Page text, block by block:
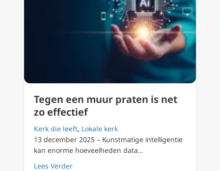
Tegen een muur praten is net
zo effectief
Kerk die leeft, Lokale kerk
13 december 2025 – Kunstmatige intelligentie
kan enorme hoeveelheden data…
Lees Verderabout Tegen een muur praten is net zo